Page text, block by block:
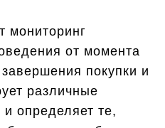
мониторинг
от момента
покупки и
различные
определяет те,